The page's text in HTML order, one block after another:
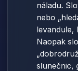
náladu.
nebo
levandule,
Naopak
slunečnic,